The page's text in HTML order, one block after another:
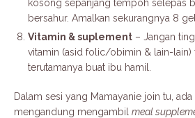
kosong sepanjang tempoh selepas
bersahur. Amalkan sekurangnya 8
Vitamin & suplement – Jangan
vitamin (asid folic/obimin & lain-lain)
terutamanya buat ibu hamil.
Dalam sesi yang Mamayanie join tu,
mengandung mengambil meal